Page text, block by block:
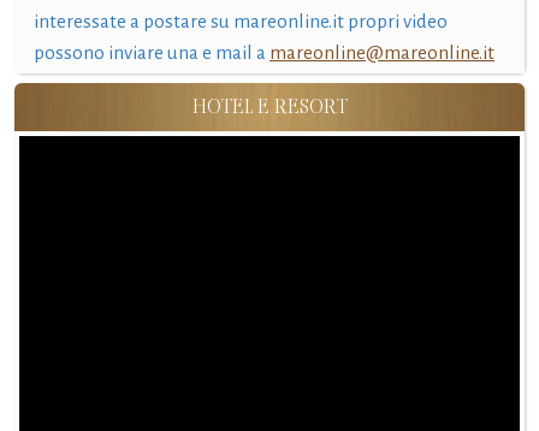
interessate a postare su mareonline.it propri video
possono inviare una e mail a mareonline@mareonline.it
HOTEL E RESORT